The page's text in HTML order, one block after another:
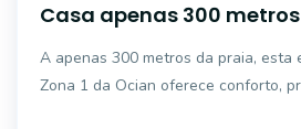
Casa apenas 300
A apenas 300 metros da praia, esta
Zona 1 da Ocian oferece conforto,